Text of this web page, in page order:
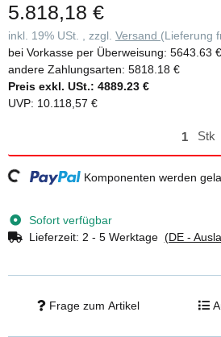
200 mm mit zentrischer Lasteinleitung,
Aluminium-Bordbretter und
Knieleiste zur Absturzsicherung •
dank Steckverbindungen und
Gewicht der Einzelteile für ein einfaches
Unterschiedliche Plattformlängen
Arbeitshöhen bis 12,35 m • GS-geprüft
5.818,18 €
inkl. 19% USt. , zzgl. Versand (Lieferung
bei Vorkasse per Überweisung: 5643.63 €
andere Zahlungsarten: 5818.18 €
Preis exkl. USt.: 4889.23 €
UVP: 10.118,57 €
Stk
Komponenten werden
Sofort verfügbar
Lieferzeit: 2 - 5 Werktage (DE -
Frage zum Artikel